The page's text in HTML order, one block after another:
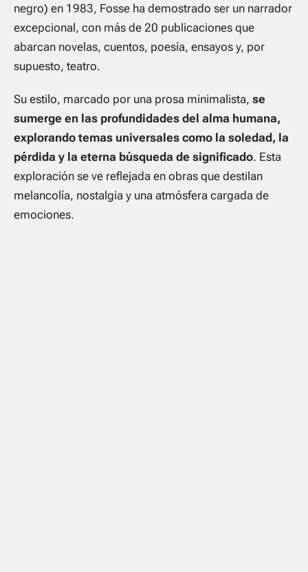
negro) en 1983, Fosse ha demostrado ser un narrador
excepcional, con más de 20 publicaciones que
abarcan novelas, cuentos, poesía, ensayos y, por
supuesto, teatro.
Su estilo, marcado por una prosa minimalista, se
sumerge en las profundidades del alma humana,
explorando temas universales como la soledad, la
pérdida y la eterna búsqueda de significado. Esta
exploración se ve reflejada en obras que destilan
melancolía, nostalgia y una atmósfera cargada de
emociones.